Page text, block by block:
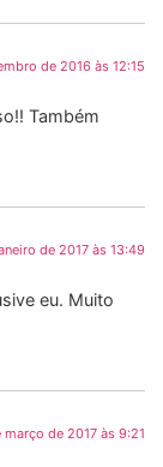
de 2016 às 12:15
Também
de 2017 às 13:49
eu. Muito
março de 2017 às 9:21